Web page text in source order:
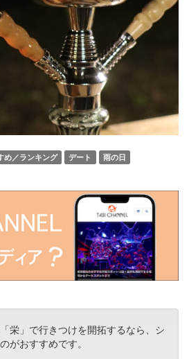
め／ランキング デート 雨の日
栄」で行きつけを開拓するなら、シ
がおすすめです。